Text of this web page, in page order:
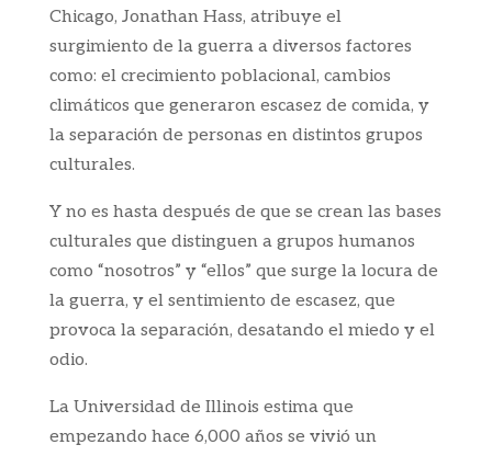
Chicago, Jonathan Hass, atribuye el
surgimiento de la guerra a diversos factores
como: el crecimiento poblacional, cambios
climáticos que generaron escasez de comida, y
la separación de personas en distintos grupos
culturales.
Y no es hasta después de que se crean las bases
culturales que distinguen a grupos humanos
como “nosotros” y “ellos” que surge la locura de
la guerra, y el sentimiento de escasez, que
provoca la separación, desatando el miedo y el
odio.
La Universidad de Illinois estima que
empezando hace 6,000 años se vivió un